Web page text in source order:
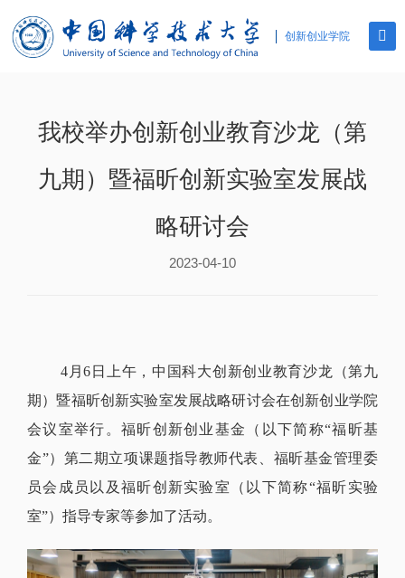
创新创业学院
我校举办创新创业教育沙龙（第
九期）暨福昕创新实验室发展战
略研讨会
2023-04-10
4月6日上午，中国科大创新创业教育沙龙（第九
期）暨福昕创新实验室发展战略研讨会在创新创业学院
会议室举行。福昕创新创业基金（以下简称“福昕基
金”）第二期立项课题指导教师代表、福昕基金管理委
员会成员以及福昕创新实验室（以下简称“福昕实验
室”）指导专家等参加了活动。